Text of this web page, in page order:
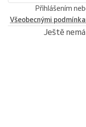
Přihlášením
Všeobecnými
Ještě